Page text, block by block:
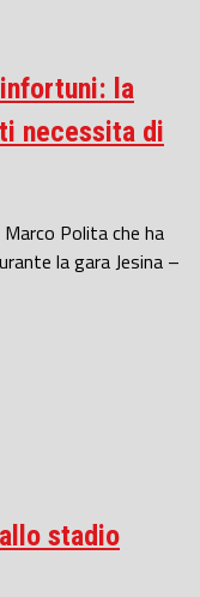
la
necessita di
Polita che ha
la gara Jesina –
stadio